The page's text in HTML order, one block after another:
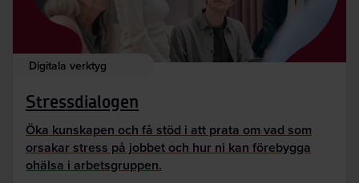
Digitala verktyg
Stressdialogen
Öka kunskapen och få stöd i att prata om vad som
orsakar stress på jobbet och hur ni kan förebygga
ohälsa i arbetsgruppen.